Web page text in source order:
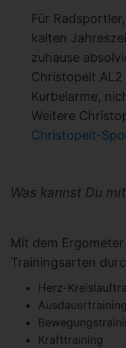
Für
kalten
zuhause
Christopeit
Kurbelarme,
Weitere
Christopeit-
Was kannst Du
Mit dem
Trainingsarten
Herz-
Ausdauertraining
Krafttraining